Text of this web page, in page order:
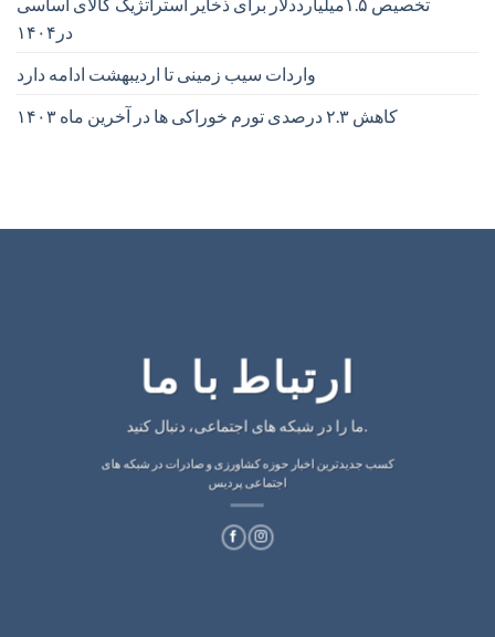
در۱۴۰۴
واردات سیب زمینی تا اردیبهشت ادامه دارد
کاهش ۲.۳ درصدی تورم خوراکی ها در آخرین ماه ۱۴۰۳
ارتباط با ما
ما را در شبکه های اجتماعی، دنبال کنید.
کسب جدیدترین اخبار حوزه کشاورزی و صادرات در شبکه های
اجتماعی پردیس